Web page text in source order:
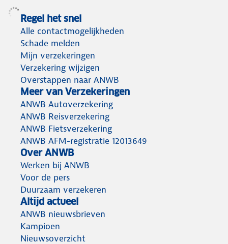
Regel het snel
Alle contactmogelijkheden
Schade melden
Mijn verzekeringen
Verzekering wijzigen
Overstappen naar ANWB
Meer van Verzekeringen
ANWB Autoverzekering
ANWB Reisverzekering
ANWB Fietsverzekering
ANWB AFM-registratie 12013649
Over ANWB
Werken bij ANWB
Voor de pers
Duurzaam verzekeren
Altijd actueel
ANWB nieuwsbrieven
Kampioen
Nieuwsoverzicht